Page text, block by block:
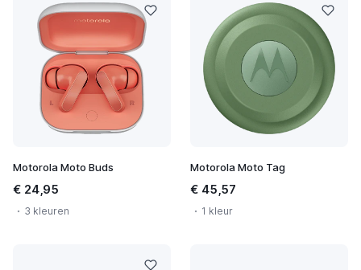
Motorola Moto Buds
€ 24,95
3 kleuren
Motorola Moto Tag
€ 45,57
1 kleur